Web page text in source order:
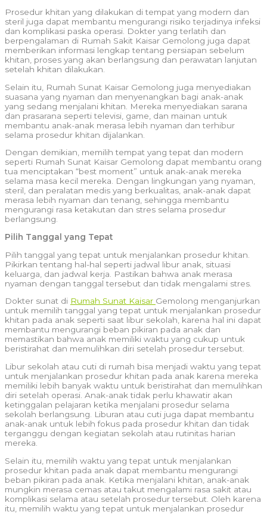
Prosedur khitan yang dilakukan di tempat yang modern dan
steril juga dapat membantu mengurangi risiko terjadinya infeksi
dan komplikasi paska operasi. Dokter yang terlatih dan
berpengalaman di Rumah Sakit Kaisar Gemolong juga dapat
memberikan informasi lengkap tentang persiapan sebelum
khitan, proses yang akan berlangsung dan perawatan lanjutan
setelah khitan dilakukan.
Selain itu, Rumah Sunat Kaisar Gemolong juga menyediakan
suasana yang nyaman dan menyenangkan bagi anak-anak
yang sedang menjalani khitan. Mereka menyediakan sarana
dan prasarana seperti televisi, game, dan mainan untuk
membantu anak-anak merasa lebih nyaman dan terhibur
selama prosedur khitan dijalankan.
Dengan demikian, memilih tempat yang tepat dan modern
seperti Rumah Sunat Kaisar Gemolong dapat membantu orang
tua menciptakan “best moment” untuk anak-anak mereka
selama masa kecil mereka. Dengan lingkungan yang nyaman,
steril, dan peralatan medis yang berkualitas, anak-anak dapat
merasa lebih nyaman dan tenang, sehingga membantu
mengurangi rasa ketakutan dan stres selama prosedur
berlangsung.
Pilih Tanggal yang Tepat
Pilih tanggal yang tepat untuk menjalankan prosedur khitan.
Pikirkan tentang hal-hal seperti jadwal libur anak, situasi
keluarga, dan jadwal kerja. Pastikan bahwa anak merasa
nyaman dengan tanggal tersebut dan tidak mengalami stres.
Dokter sunat di Rumah Sunat Kaisar Gemolong menganjurkan
untuk memilih tanggal yang tepat untuk menjalankan prosedur
khitan pada anak seperti saat libur sekolah, karena hal ini dapat
membantu mengurangi beban pikiran pada anak dan
memastikan bahwa anak memiliki waktu yang cukup untuk
beristirahat dan memulihkan diri setelah prosedur tersebut.
Libur sekolah atau cuti di rumah bisa menjadi waktu yang tepat
untuk menjalankan prosedur khitan pada anak karena mereka
memiliki lebih banyak waktu untuk beristirahat dan memulihkan
diri setelah operasi. Anak-anak tidak perlu khawatir akan
ketinggalan pelajaran ketika menjalani prosedur selama
sekolah berlangsung. Liburan atau cuti juga dapat membantu
anak-anak untuk lebih fokus pada prosedur khitan dan tidak
terganggu dengan kegiatan sekolah atau rutinitas harian
mereka.
Selain itu, memilih waktu yang tepat untuk menjalankan
prosedur khitan pada anak dapat membantu mengurangi
beban pikiran pada anak. Ketika menjalani khitan, anak-anak
mungkin merasa cemas atau takut mengalami rasa sakit atau
komplikasi selama atau setelah prosedur tersebut. Oleh karena
itu, memilih waktu yang tepat untuk menjalankan prosedur